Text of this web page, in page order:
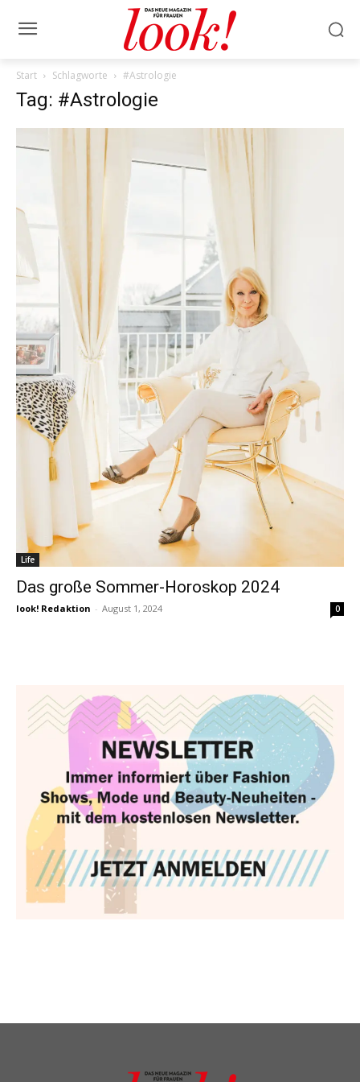
Start Schlagworte #Astrologie
Tag: #Astrologie
Life
Das große Sommer-Horoskop 2024
look! Redaktion - August 1, 2024 0